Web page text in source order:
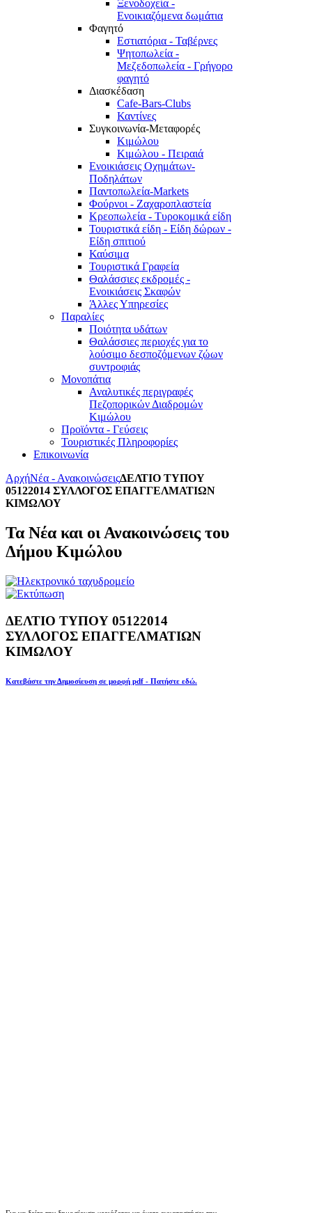
Ξενοδοχεία -
Ενοικιαζόμενα δωμάτια
Φαγητό
Εστιατόρια - Ταβέρνες
Ψητοπωλεία -
Μεζεδοπωλεία - Γρήγορο
φαγητό
Διασκέδαση
Cafe-Bars-Clubs
Καντίνες
Συγκοινωνία-Μεταφορές
Κιμώλου
Κιμώλου - Πειραιά
Ενοικιάσεις Οχημάτων-
Ποδηλάτων
Παντοπωλεία-Markets
Φούρνοι - Ζαχαροπλαστεία
Κρεοπωλεία - Τυροκομικά είδη
Τουριστικά είδη - Είδη δώρων -
Είδη σπιτιού
Καύσιμα
Τουριστικά Γραφεία
Θαλάσσιες εκδρομές -
Ενοικιάσεις Σκαφών
Άλλες Υπηρεσίες
Παραλίες
Ποιότητα υδάτων
Θαλάσσιες περιοχές για το
λούσιμο δεσποζόμενων ζώων
συντροφιάς
Μονοπάτια
Αναλυτικές περιγραφές
Πεζοπορικών Διαδρομών
Κιμώλου
Προϊόντα - Γεύσεις
Τουριστικές Πληροφορίες
Επικοινωνία
ΑρχήΝέα - ΑνακοινώσειςΔΕΛΤΙΟ ΤΥΠΟΥ
05122014 ΣΥΛΛΟΓΟΣ ΕΠΑΓΓΕΛΜΑΤΙΩΝ
ΚΙΜΩΛΟΥ
Τα Νέα και οι Ανακοινώσεις του
Δήμου Κιμώλου
ΔΕΛΤΙΟ ΤΥΠΟΥ 05122014
ΣΥΛΛΟΓΟΣ ΕΠΑΓΓΕΛΜΑΤΙΩΝ
ΚΙΜΩΛΟΥ
Κατεβάστε την Δημοσίευση σε μορφή pdf - Πατήστε εδώ.